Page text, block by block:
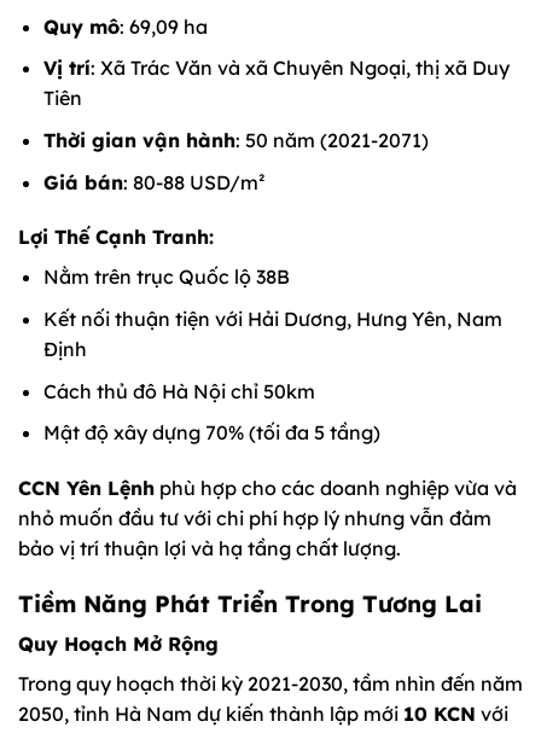
Quy mô: 69,09 ha
Vị trí: Xã Trác Văn và xã Chuyên Ngoại, thị xã Duy
Tiên
Thời gian vận hành: 50 năm (2021-2071)
Giá bán: 80-88 USD/m²
Lợi Thế Cạnh Tranh:
Nằm trên trục Quốc lộ 38B
Kết nối thuận tiện với Hải Dương, Hưng Yên, Nam
Định
Cách thủ đô Hà Nội chỉ 50km
Mật độ xây dựng 70% (tối đa 5 tầng)
CCN Yên Lệnh phù hợp cho các doanh nghiệp vừa và
nhỏ muốn đầu tư với chi phí hợp lý nhưng vẫn đảm
bảo vị trí thuận lợi và hạ tầng chất lượng.
Tiềm Năng Phát Triển Trong Tương Lai
Quy Hoạch Mở Rộng
Trong quy hoạch thời kỳ 2021-2030, tầm nhìn đến năm
2050, tỉnh Hà Nam dự kiến thành lập mới 10 KCN với